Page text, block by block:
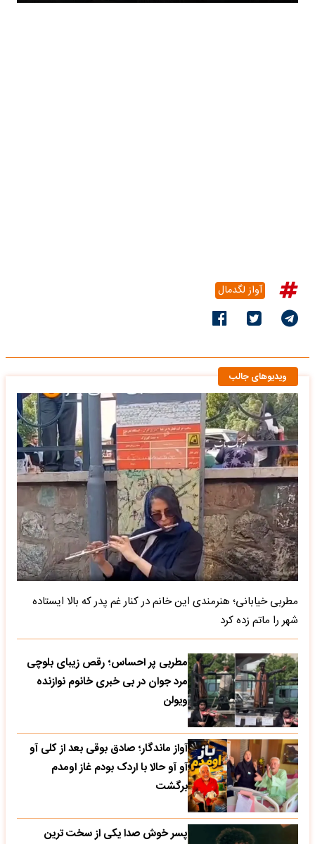
آواز لگدمال
ویدیوهای جالب
مطربی خیابانی؛ هنرمندی این خانم در کنار غم پدر که بالا ایستاده
شهر را ماتم زده کرد
مطربی پر احساس؛ رقص زیبای بلوچی
مرد جوان در بی خبری خانوم نوازنده
ویولن
آواز ماندگار؛ صادق بوقی بعد از کلی آو
آو آو حالا با اردک بودم غاز اومدم
برگشت
پسر خوش صدا یکی از سخت ترین